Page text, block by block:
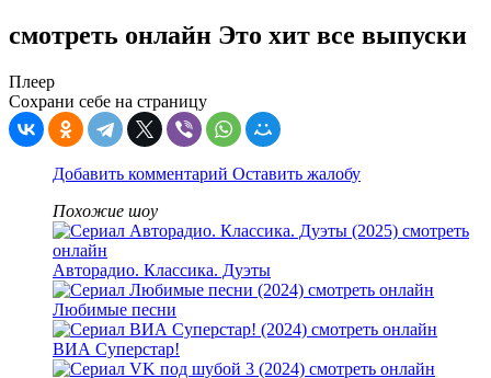
смотреть онлайн Это хит все выпуски
Плеер
Сохрани себе на страницу
Добавить комментарий Оставить жалобу
Похожие шоу
Авторадио. Классика. Дуэты
Любимые песни
ВИА Суперстар!